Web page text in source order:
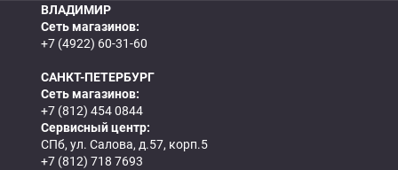
ВЛАДИМИР
Сеть магазинов:
+7 (4922) 60-31-60
САНКТ-ПЕТЕРБУРГ
Сеть магазинов:
+7 (812) 454 0844
Сервисный центр:
СПб, ул. Салова, д.57, корп.5
+7 (812) 718 7693